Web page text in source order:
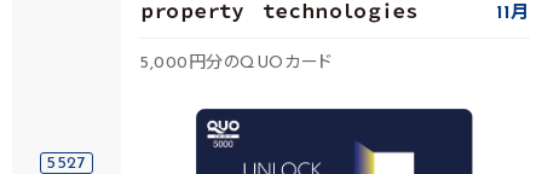
5527
ｐｒｏｐｅｒｔｙ ｔｅｃｈｎｏｌｏｇｉｅｓ 11月
5,000円分のQUOカード